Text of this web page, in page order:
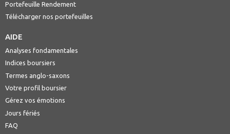
Portefeuille Rendement
Télécharger nos portefeuilles
AIDE
Analyses fondamentales
Indices boursiers
Termes anglo-saxons
Votre profil boursier
Gérez vos émotions
Jours fériés
FAQ